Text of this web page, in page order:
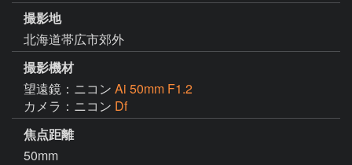
撮影地
北海道帯広市郊外
撮影機材
望遠鏡：ニコン Ai 50mm F1.2
カメラ：ニコン Df
焦点距離
50mm